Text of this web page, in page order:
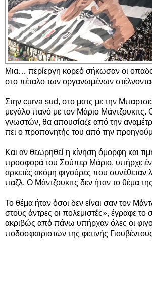
Μια… περίεργη κορεό σήκωσαν οι
στο πέταλο των οργανωμένων
Στην curva sud, στο ματς με την
μεγάλο πανό με τον Μάριο
γνωστών, θα απουσίαζε από την
πει ο προπονητής του από την
Και αν θεωρηθεί η κίνηση όμορφη και
προσφορά του Σούπερ Μάριο, υπήρχε
αρκετές ακόμη φιγούρες που συνέθεταν
παζλ. Ο Μάντζουκιτς δεν ήταν το θέμα
Το θέμα ήταν όσοι δεν είναι σαν τον
στους άντρες οι πολεμιστές», έγραφε το
ακριβώς από πάνω υπήρχαν όλες οι
ποδοσφαιριστών της φετινής